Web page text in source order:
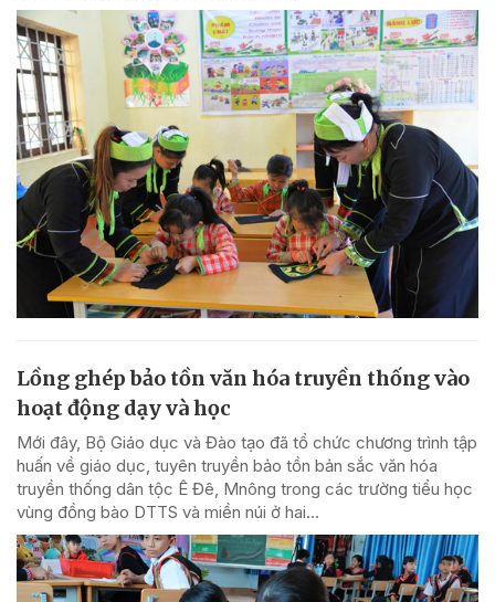
Lồng ghép bảo tồn văn hóa truyền thống vào
hoạt động dạy và học
Mới đây, Bộ Giáo dục và Đào tạo đã tổ chức chương trình tập
huấn về giáo dục, tuyên truyền bảo tồn bản sắc văn hóa
truyền thống dân tộc Ê Đê, Mnông trong các trường tiểu học
vùng đồng bào DTTS và miền núi ở hai...